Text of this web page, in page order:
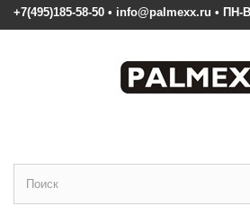
+7(495)185-58-50 • info@palmexx.ru • ПН-